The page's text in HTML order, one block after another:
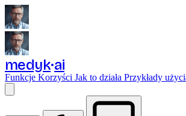
medyk ai
Funkcje Korzyści Jak to działa Przykłady